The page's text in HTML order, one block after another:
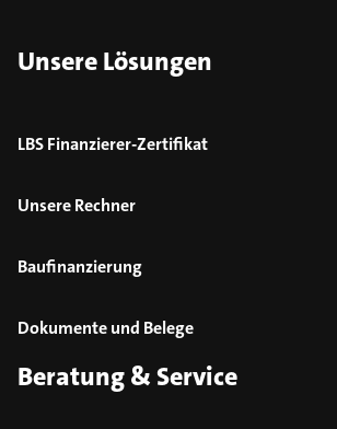
Unsere Lösungen
LBS Finanzierer-Zertifikat
Unsere Rechner
Baufinanzierung
Dokumente und Belege
Beratung & Service